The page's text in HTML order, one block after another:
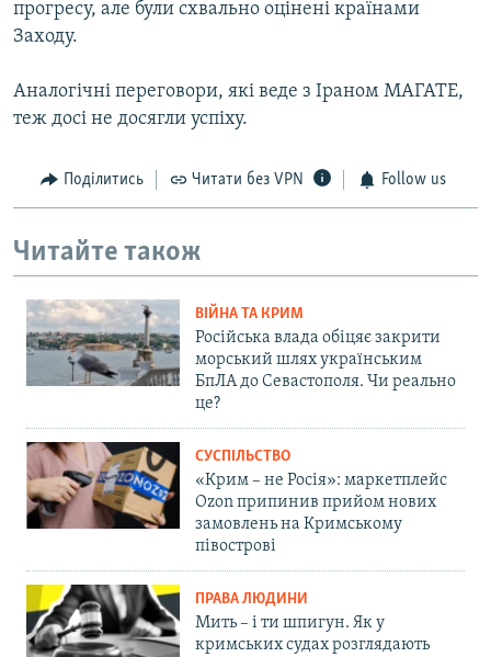
прогресу, але були схвально оцінені країнами
Заходу.
Аналогічні переговори, які веде з Іраном МАГАТЕ,
теж досі не досягли успіху.
Поділитись Читати без VPN Follow us
Читайте також
ВІЙНА ТА КРИМ
Російська влада обіцяє закрити
морський шлях українським
БпЛА до Севастополя. Чи реально
це?
СУСПІЛЬСТВО
«Крим – не Росія»: маркетплейс
Ozon припинив прийом нових
замовлень на Кримському
півострові
ПРАВА ЛЮДИНИ
Мить – і ти шпигун. Як у
кримських судах розглядають